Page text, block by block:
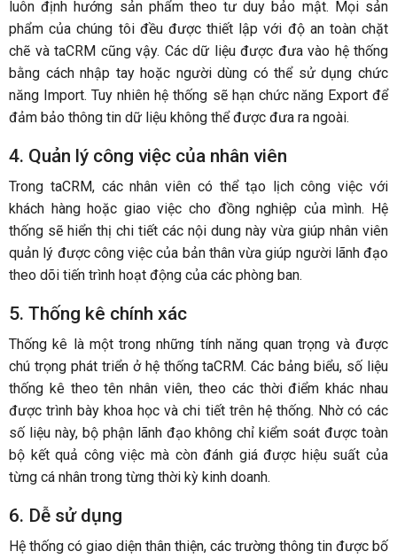
luôn định hướng sản phẩm theo tư duy bảo mật. Mọi sản
phẩm của chúng tôi đều được thiết lập với độ an toàn chặt
chẽ và taCRM cũng vậy. Các dữ liệu được đưa vào hệ thống
bằng cách nhập tay hoặc người dùng có thể sử dụng chức
năng Import. Tuy nhiên hệ thống sẽ hạn chức năng Export để
đảm bảo thông tin dữ liệu không thể được đưa ra ngoài.
4. Quản lý công việc của nhân viên
Trong taCRM, các nhân viên có thể tạo lịch công việc với
khách hàng hoặc giao việc cho đồng nghiệp của mình. Hệ
thống sẽ hiển thị chi tiết các nội dung này vừa giúp nhân viên
quản lý được công việc của bản thân vừa giúp người lãnh đạo
theo dõi tiến trình hoạt động của các phòng ban.
5. Thống kê chính xác
Thống kê là một trong những tính năng quan trọng và được
chú trọng phát triển ở hệ thống taCRM. Các bảng biểu, số liệu
thống kê theo tên nhân viên, theo các thời điểm khác nhau
được trình bày khoa học và chi tiết trên hệ thống. Nhờ có các
số liệu này, bộ phận lãnh đạo không chỉ kiểm soát được toàn
bộ kết quả công việc mà còn đánh giá được hiệu suất của
từng cá nhân trong từng thời kỳ kinh doanh.
6. Dễ sử dụng
Hệ thống có giao diện thân thiện, các trường thông tin được bố